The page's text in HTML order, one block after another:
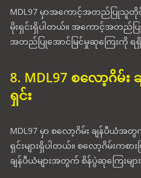
MDL97 မှာအကောင့်အတည်ပြုသူ
မိုးရှင်းရှိပါတယ်။ အကောင့်အတည်ပြု
အတည်ပြုအောင်မြင်မှုဆုကြေးကို ရ
8. MDL97 စလော့ဂိမ်း
ရှင်း
MDL97 မှာ စလော့ဂိမ်း ချန်ပီယံအတွ
ရှင်းများရှိပါတယ်။ စလော့ဂိမ်းကစာ
ချန်ပီယံများအတွက် စိန်ပွဲဆုကြေးမျ